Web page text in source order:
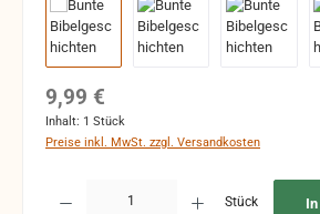
Regulärer Preis:
9,99 €
Inhalt: 1 Stück
Preise inkl. MwSt. zzgl. Versandkosten
Stück